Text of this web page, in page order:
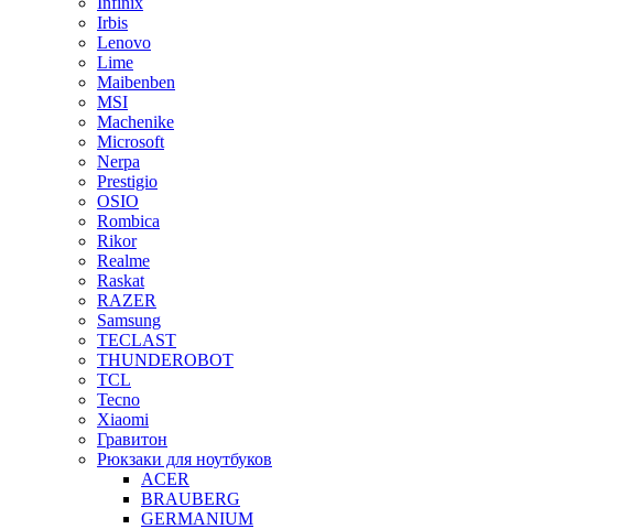
Irbis
Lenovo
Lime
Maibenben
MSI
Machenike
Microsoft
Nerpa
Prestigio
OSIO
Rombica
Rikor
Realme
Raskat
RAZER
Samsung
TECLAST
THUNDEROBOT
TCL
Tecno
Xiaomi
Гравитон
Рюкзаки для ноутбуков
ACER
BRAUBERG
GERMANIUM